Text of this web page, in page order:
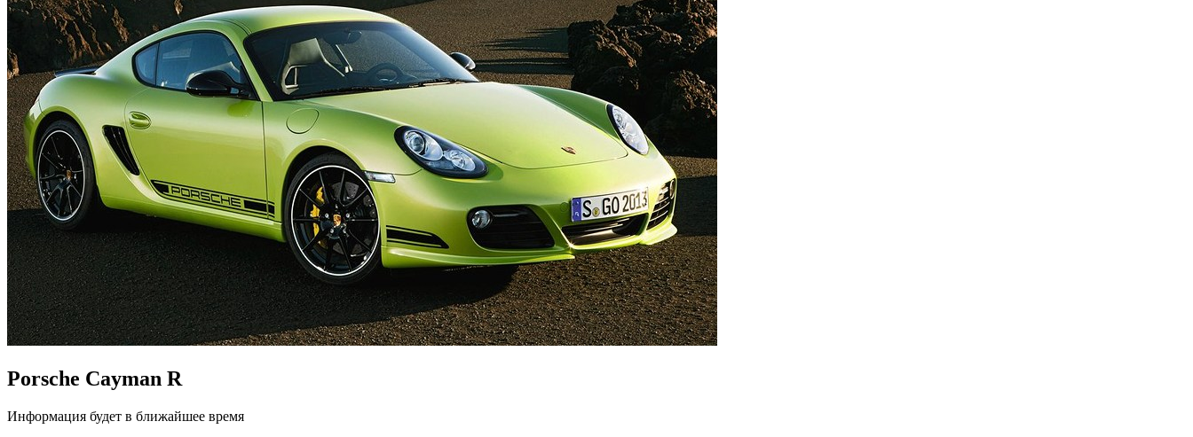
Porsche Cayman R
Информация будет в ближайшее время